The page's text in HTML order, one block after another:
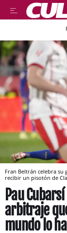
Fran Beltrán celebra su
recibir un pisotón de
Pau
arbitraje
mundo lo